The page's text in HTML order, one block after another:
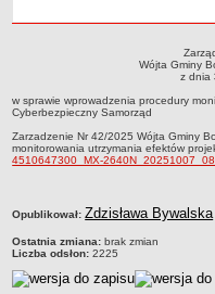
Zabytki Gminy
Plan Zagospodarowania
Plan ogólny Gminy
Miejscowy Plan
terenów Gminy Boniewo
System Informacji
ponowne wykorzystywanie
pomoc prawna
Punkt potwierdzania profilu
Zarządzenie nr 42/2025Wójta
września 2025w sprawie
Wójta Gminy
z dnia
w sprawie wprowadzenia procedury
Cyberbezpieczny Samorząd
Zarzadzenie Nr 42/2025 Wójta Gminy
monitorowania utrzymania efektów
4510647300_MX-
Opublikował: Zdzisława Bywalska
Ostatnia zmiana: brak zmian
Liczba odsłon: 2225